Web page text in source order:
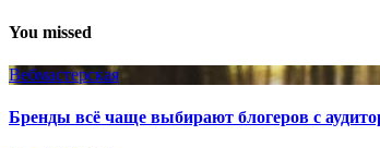
You missed
Вебмастерская
Бренды всё чаще выбирают блогеров с